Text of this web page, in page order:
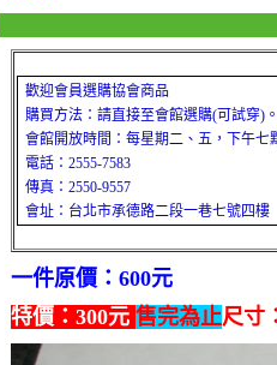
歡迎會員選購協會商品
購買方法：請直接至會館選購(可試穿)。
會館開放時間：每星期二、五，下午七
電話： 2555-7583
傳真： 2550-9557
會址：台北市承德路二段一巷七號四樓
一件原價：600元
特價：300元 售完為止尺寸